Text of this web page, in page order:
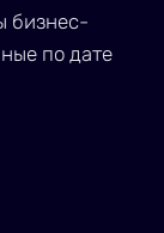
бизнес-
по дате